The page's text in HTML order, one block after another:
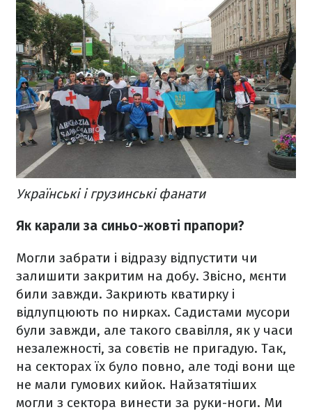
Українські і грузинські фанати
Як карали за синьо-жовті прапори?
Могли забрати і відразу відпустити чи
залишити закритим на добу. Звісно, мєнти
били завжди. Закриють кватирку і
відлупцюють по нирках. Садистами мусори
були завжди, але такого свавілля, як у часи
незалежності, за совєтів не пригадую. Так,
на секторах їх було повно, але тоді вони ще
не мали гумових кийок. Найзатятіших
могли з сектора винести за руки-ноги. Ми